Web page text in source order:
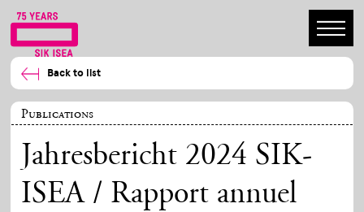
Back to list
Publications
Jahresbericht 2024 SIK-
ISEA / Rapport annuel